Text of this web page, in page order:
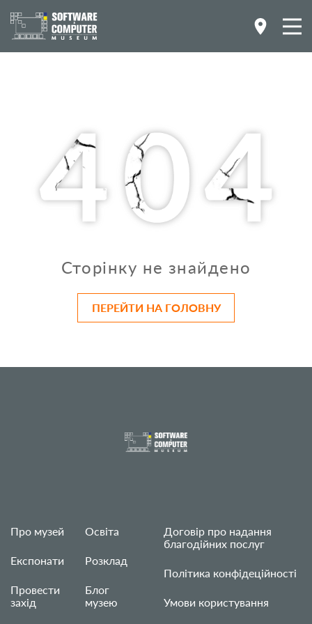
Сторінку не знайдено
ПЕРЕЙТИ НА ГОЛОВНУ
Про музей
Експонати
Провести
захід
Освіта
Розклад
Блог
музею
Договір про надання
благодійних послуг
Політика конфідеційності
Умови користування